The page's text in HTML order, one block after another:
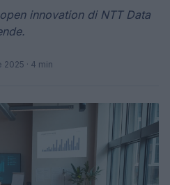
innovation di NTT Data
2025 · 4 min